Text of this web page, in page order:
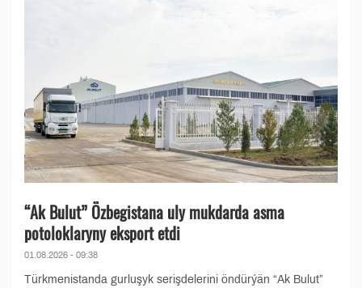
“Ak Bulut” Özbegistana uly mukdarda asma
potoloklaryny eksport etdi
01.08.2026 - 09:38
Türkmenistanda gurluşyk serişdelerini öndürýän “Ak Bulut”